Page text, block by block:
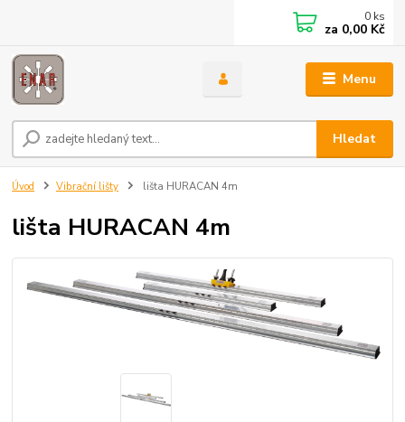
Menu
Hledat
0 ks
za 0,00 Kč
Úvod Vibrační lišty lišta HURACAN 4m
lišta HURACAN 4m